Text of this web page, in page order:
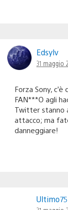
Edsylv
31 maggio
Forza Sony,
FAN***O agli
Twitter stanno
attacco; ma
danneggiare!